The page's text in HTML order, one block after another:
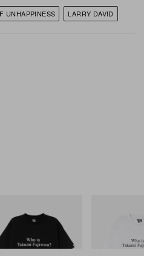
UNHAPPINESS
LARRY DAVID
Boys Club X Initial
T-Shirt 3
기
Billionaire
D Cotton T-